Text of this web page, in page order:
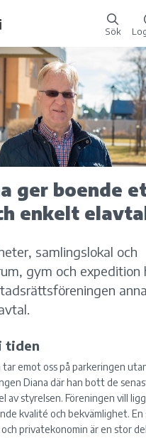
Sök
ger boende
enkelt
samlingslokal och
gym och expedition
tiden
emot oss på parkeringen
Diana där han bott de
av styrelsen. Föreningen vill
kvalité och bekvämlighet. En
privatekonomin är en stor